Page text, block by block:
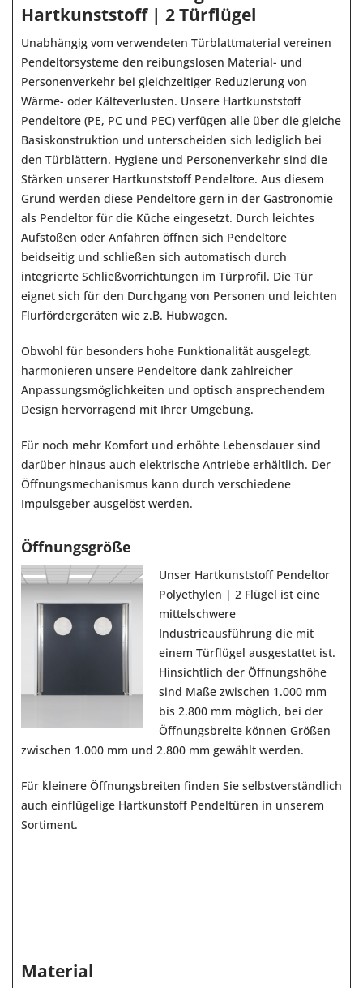
Hartkunststoff | 2 Türflügel
Unabhängig vom verwendeten Türblattmaterial vereinen
Pendeltorsysteme den reibungslosen Material- und
Personenverkehr bei gleichzeitiger Reduzierung von
Wärme- oder Kälteverlusten. Unsere Hartkunststoff
Pendeltore (PE, PC und PEC) verfügen alle über die gleiche
Basiskonstruktion und unterscheiden sich lediglich bei
den Türblättern. Hygiene und Personenverkehr sind die
Stärken unserer Hartkunststoff Pendeltore. Aus diesem
Grund werden diese Pendeltore gern in der Gastronomie
als Pendeltor für die Küche eingesetzt. Durch leichtes
Aufstoßen oder Anfahren öffnen sich Pendeltore
beidseitig und schließen sich automatisch durch
integrierte Schließvorrichtungen im Türprofil. Die Tür
eignet sich für den Durchgang von Personen und leichten
Flurfördergeräten wie z.B. Hubwagen.
Obwohl für besonders hohe Funktionalität ausgelegt,
harmonieren unsere Pendeltore dank zahlreicher
Anpassungsmöglichkeiten und optisch ansprechendem
Design hervorragend mit Ihrer Umgebung.
Für noch mehr Komfort und erhöhte Lebensdauer sind
darüber hinaus auch elektrische Antriebe erhältlich. Der
Öffnungsmechanismus kann durch verschiedene
Impulsgeber ausgelöst werden.
Öffnungsgröße
Unser Hartkunststoff Pendeltor
Polyethylen | 2 Flügel ist eine
mittelschwere
Industrieausführung die mit
einem Türflügel ausgestattet ist.
Hinsichtlich der Öffnungshöhe
sind Maße zwischen 1.000 mm
bis 2.800 mm möglich, bei der
Öffnungsbreite können Größen
zwischen 1.000 mm und 2.800 mm gewählt werden.
Für kleinere Öffnungsbreiten finden Sie selbstverständlich
auch einflügelige Hartkunstoff Pendeltüren in unserem
Sortiment.
Material